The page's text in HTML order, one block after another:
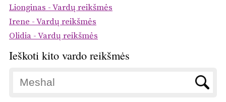
Lionginas - Vardų reikšmės
Irene - Vardų reikšmės
Olidia - Vardų reikšmės
Ieškoti kito vardo reikšmės